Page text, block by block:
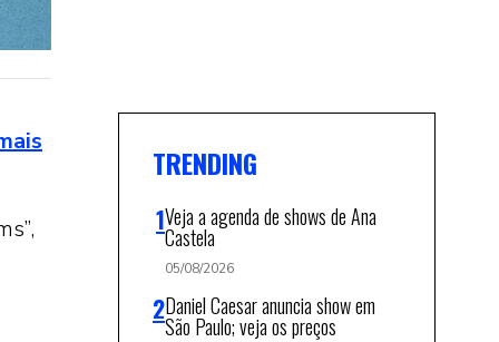
TRENDING
Veja a agenda de shows de Ana
Castela
05/08/2026
Daniel Caesar anuncia show em
São Paulo; veja os preços